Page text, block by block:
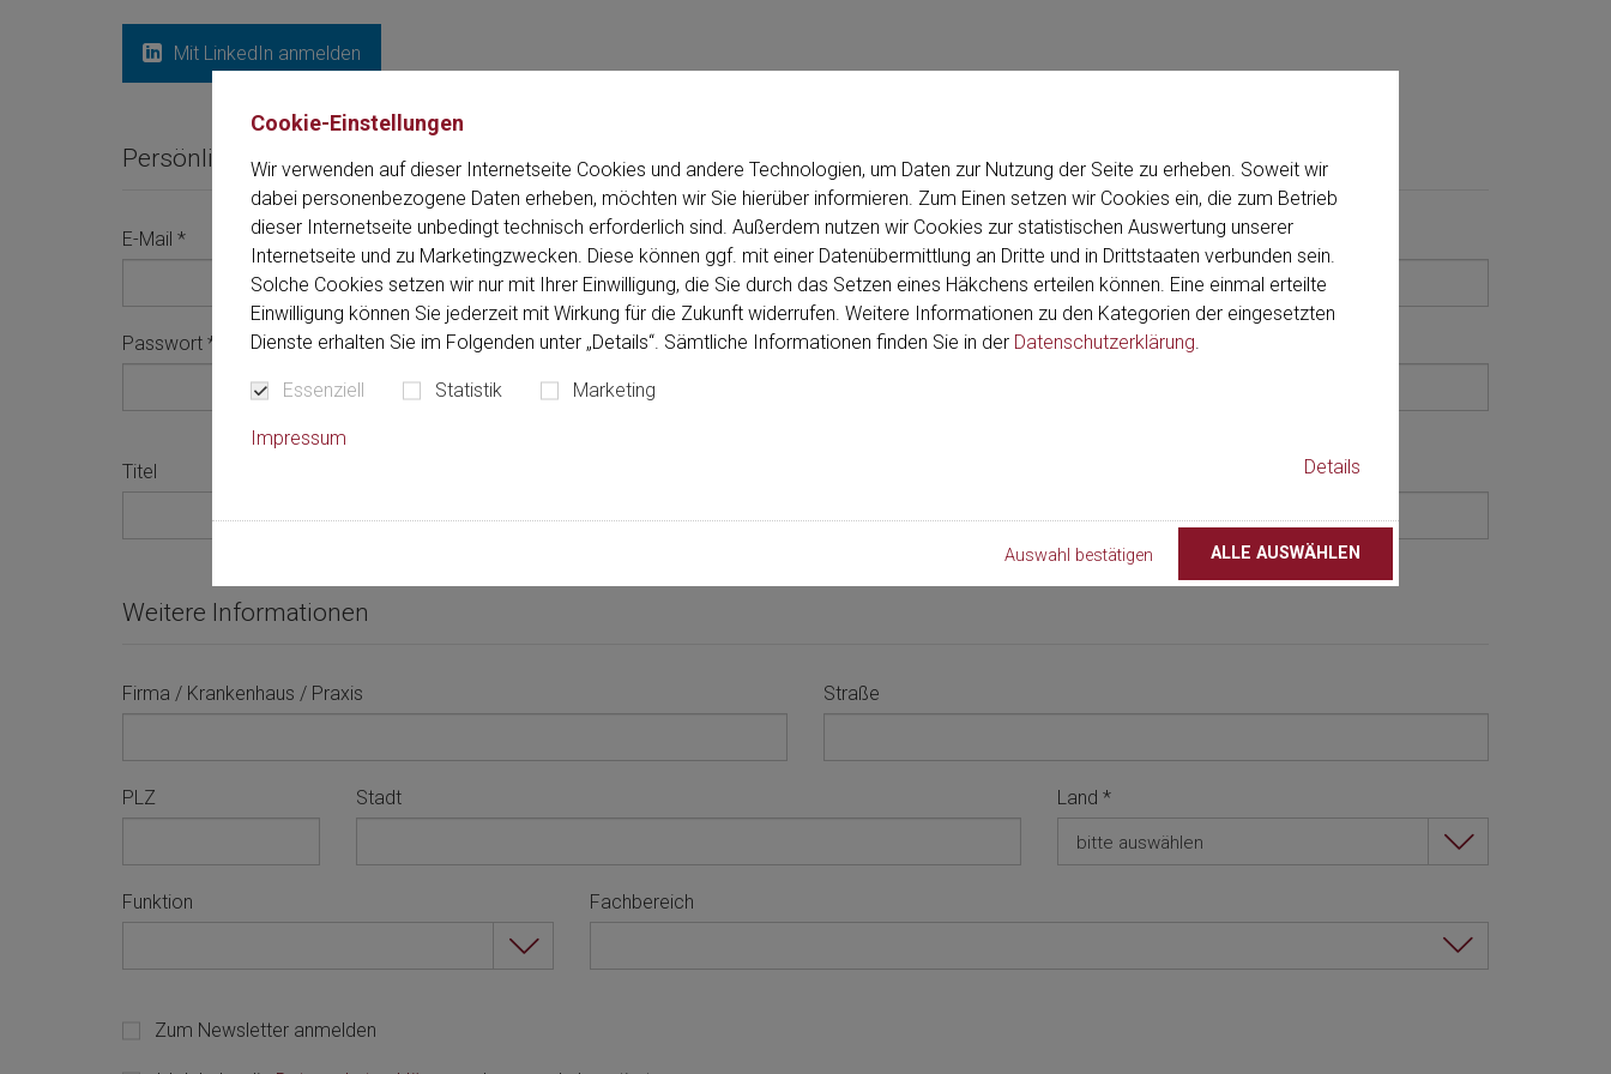
Cookie-Einstellungen
Wir verwenden auf dieser Internetseite Cookies und andere Technologien, um Daten zur Nutzung der Seite zu erheben. Soweit wir
dabei personenbezogene Daten erheben, möchten wir Sie hierüber informieren. Zum Einen setzen wir Cookies ein, die zum Betrieb
dieser Internetseite unbedingt technisch erforderlich sind. Außerdem nutzen wir Cookies zur statistischen Auswertung unserer
Internetseite und zu Marketingzwecken. Diese können ggf. mit einer Datenübermittlung an Dritte und in Drittstaaten verbunden sein.
Solche Cookies setzen wir nur mit Ihrer Einwilligung, die Sie durch das Setzen eines Häkchens erteilen können. Eine einmal erteilte
Einwilligung können Sie jederzeit mit Wirkung für die Zukunft widerrufen. Weitere Informationen zu den Kategorien der eingesetzten
Dienste erhalten Sie im Folgenden unter „Details“. Sämtliche Informationen finden Sie in der Datenschutzerklärung.
Essenziell Statistik Marketing
Impressum
Details
Auswahl bestätigen ALLE AUSWÄHLEN
The language setting of your browser is set to English. Do you want to visit the
English version of this website?
Mit LinkedIn anmelden
Persönliche Informationen
E-Mail * Telefonnummer
Passwort * Passwort bestätigen*
Titel
Weitere Informationen
Firma / Krankenhaus / Praxis Straße
PLZ Stadt Land *
bitte auswählen
Funktion Fachbereich
Zum Newsletter anmelden